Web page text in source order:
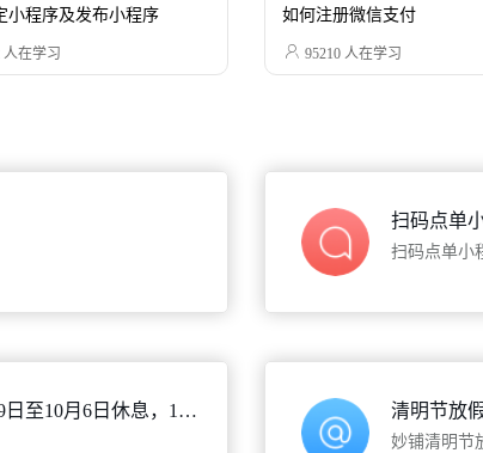
小程序及发布小程序
人在学习
如何注册微信支付
 95210 人在学习
扫码点单
扫码点单小
妙铺2023中秋国庆放假安排：9月29日至10月6日休息，10月7日(星期六)正常上班
妙铺清明节